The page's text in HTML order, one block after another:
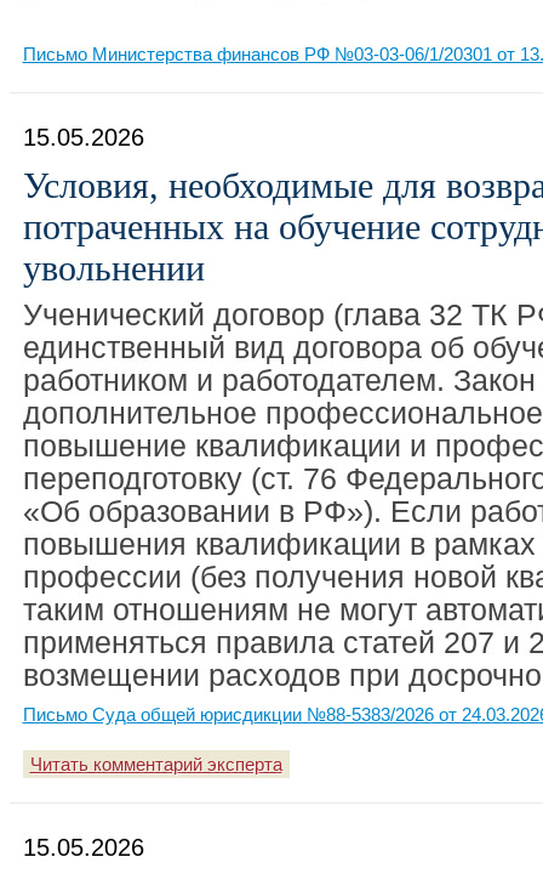
Письмо Министерства финансов РФ №03-03-06/1/20301 от
15.05.2026
Условия, необходимые для
потраченных на обучение
увольнении
Ученический договор (глава 32 ТК
единственный вид договора об
работником и работодателем.
дополнительное
повышение квалификации и
переподготовку (ст. 76
«Об образовании в РФ»). Если
повышения квалификации в
профессии (без получения новой
таким отношениям не могут
применяться правила статей 207 и
возмещении расходов при
Письмо Суда общей юрисдикции №88-5383/2026 от
Читать комментарий эксперта
15.05.2026